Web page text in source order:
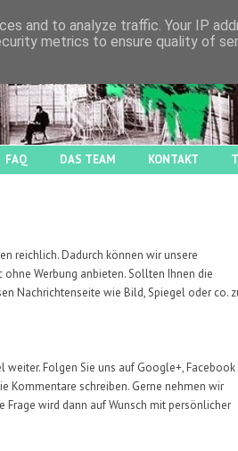
FAQ DAS TEAM KONTAKT
reichlich. Dadurch können wir unsere
Werbung anbieten. Sollten Ihnen die
Nachrichtenseite wie Bild, Spiegel oder co.
Folgen Sie uns auf Google+, Facebook
Kommentare schreiben. Gerne nehmen wir
wird dann auf Wunsch mit persönlicher
and to analyze traffic. Your IP
metrics to ensure quality of